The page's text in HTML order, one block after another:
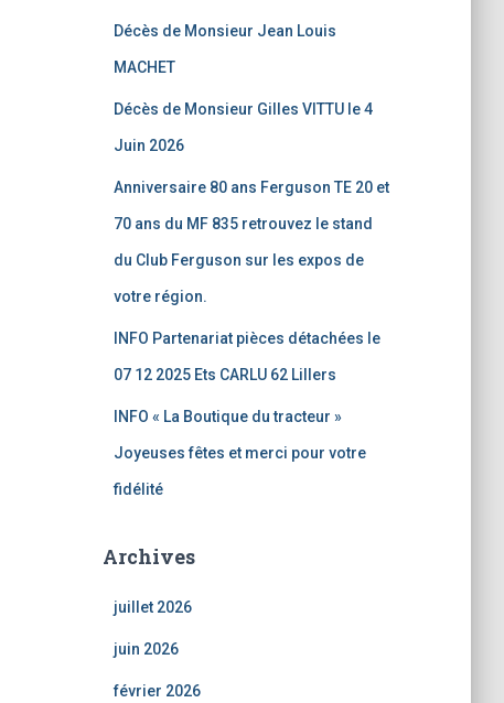
Décès de Monsieur Jean Louis
MACHET
Décès de Monsieur Gilles VITTU le 4
Juin 2026
Anniversaire 80 ans Ferguson TE 20 et
70 ans du MF 835 retrouvez le stand
du Club Ferguson sur les expos de
votre région.
INFO Partenariat pièces détachées le
07 12 2025 Ets CARLU 62 Lillers
INFO « La Boutique du tracteur »
Joyeuses fêtes et merci pour votre
fidélité
Archives
juillet 2026
juin 2026
février 2026